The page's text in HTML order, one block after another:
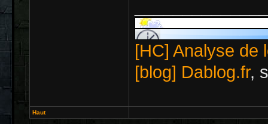
[HC] Analyse de
[blog] Dablog.fr,
Haut